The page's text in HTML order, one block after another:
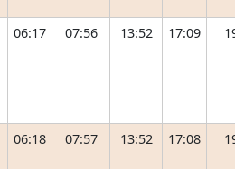
06:17 07:56 13:52 17:09
06:18 07:57 13:52 17:08